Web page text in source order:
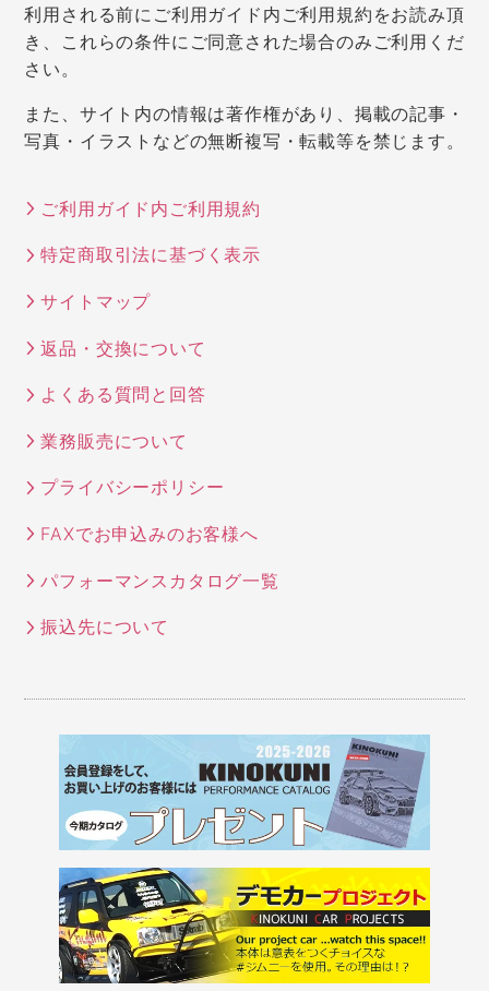
利用される前にご利用ガイド内ご利用規約をお読み頂
き、これらの条件にご同意された場合のみご利用くだ
さい。
また、サイト内の情報は著作権があり、掲載の記事・
写真・イラストなどの無断複写・転載等を禁じます。
ご利用ガイド内ご利用規約
特定商取引法に基づく表示
サイトマップ
返品・交換について
よくある質問と回答
業務販売について
プライバシーポリシー
FAXでお申込みのお客様へ
パフォーマンスカタログ一覧
振込先について